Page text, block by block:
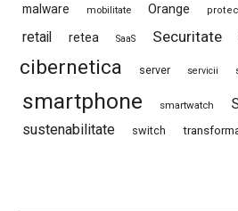
malware mobilitate Orange
retail retea SaaS Securitate
cibernetica
server servicii
smartphone smartwatch
sustenabilitate switch